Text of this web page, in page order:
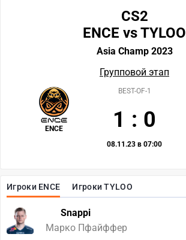
Игроки ENCE Игроки TYLOO
Snappi
Марко Пфайффер
CS2
ENCE vs TYLOO
Asia Champ 2023
Групповой этап
ENCE
BEST-OF-1
1 : 0
08.11.23 в 07:00